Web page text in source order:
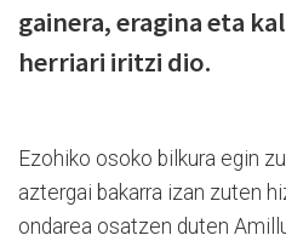
gainera, eragina eta
herriari iritzi dio.
Ezohiko osoko bilkura egin
aztergai bakarra izan zuten
ondarea osatzen duten